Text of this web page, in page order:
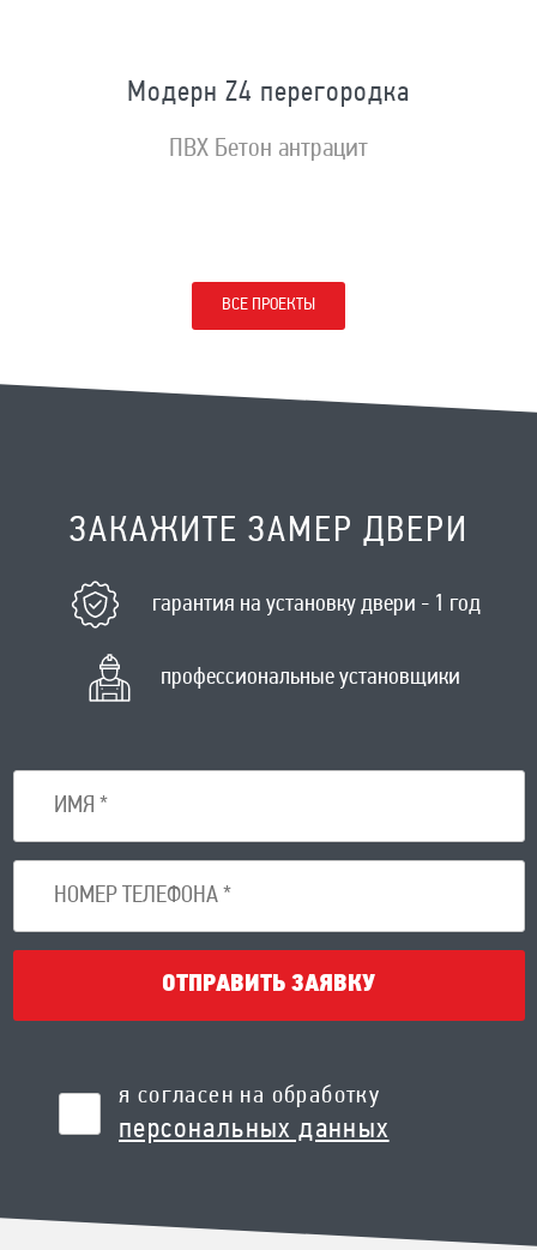
Модерн Z4 перегородка
ПВХ Бетон антрацит
ВСЕ ПРОЕКТЫ
ЗАКАЖИТЕ ЗАМЕР ДВЕРИ
гарантия на установку двери - 1 год
профессиональные установщики
ОТПРАВИТЬ ЗАЯВКУ
я согласен на обработку
персональных данных